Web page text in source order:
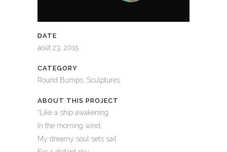
DATE
août 23, 2015
CATEGORY
Round Bumps, Sculptures
ABOUT THIS PROJECT
“Like a ship awakening
In the morning wind,
My dreamy soul sets sail